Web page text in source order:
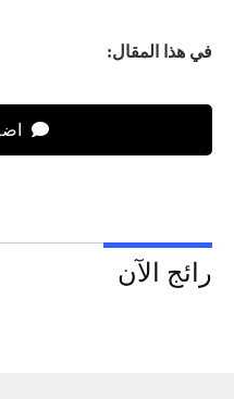
في هذا المقال:
رائج الآن